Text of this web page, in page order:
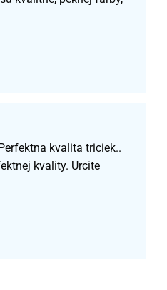
kvalita triciek..
kvality. Urcite